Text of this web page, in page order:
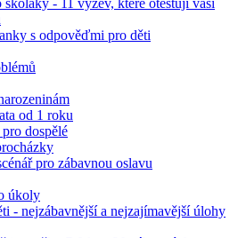
- 11 výzev, které otestují vaši
s odpověďmi pro děti
od 1 roku
dospělé
pro zábavnou oslavu
úkoly
- nejzábavnější a nejzajímavější úlohy